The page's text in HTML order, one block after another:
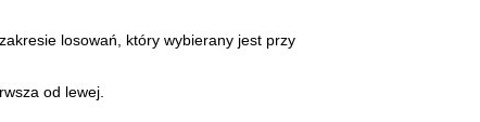
losowań, który wybierany jest przy
od lewej.